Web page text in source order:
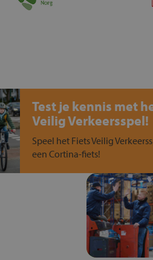
Test je kennis met
Veilig Verkeersspel!
Speel het Fiets Veilig
een Cortina-fiets!